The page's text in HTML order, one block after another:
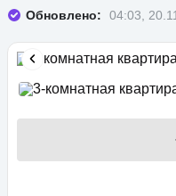
Обновлено:
04:03,